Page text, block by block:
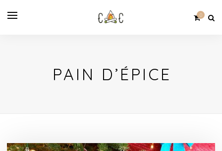
0
PAIN D’ÉPICE